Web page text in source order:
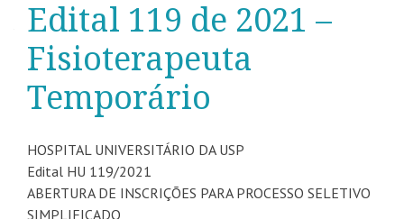
Edital 119 de 2021 –
Fisioterapeuta
Temporário
HOSPITAL UNIVERSITÁRIO DA USP
Edital HU 119/2021
ABERTURA DE INSCRIÇÕES PARA PROCESSO SELETIVO
SIMPLIFICADO